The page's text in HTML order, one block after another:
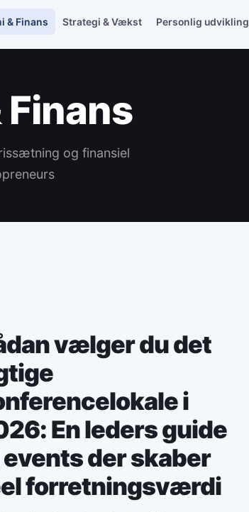
& Finans Strategi & Vækst Personlig udvikling
og finansiel
vælger du det
i
En leders guide
der skaber
forretningsværdi